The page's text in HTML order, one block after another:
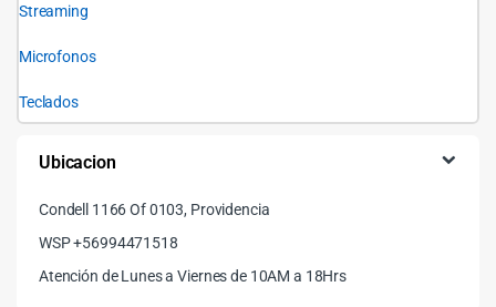
Streaming
Microfonos
Teclados
Ubicacion
Condell 1166 Of 0103, Providencia
WSP +56994471518
Atención de Lunes a Viernes de 10AM a 18Hrs